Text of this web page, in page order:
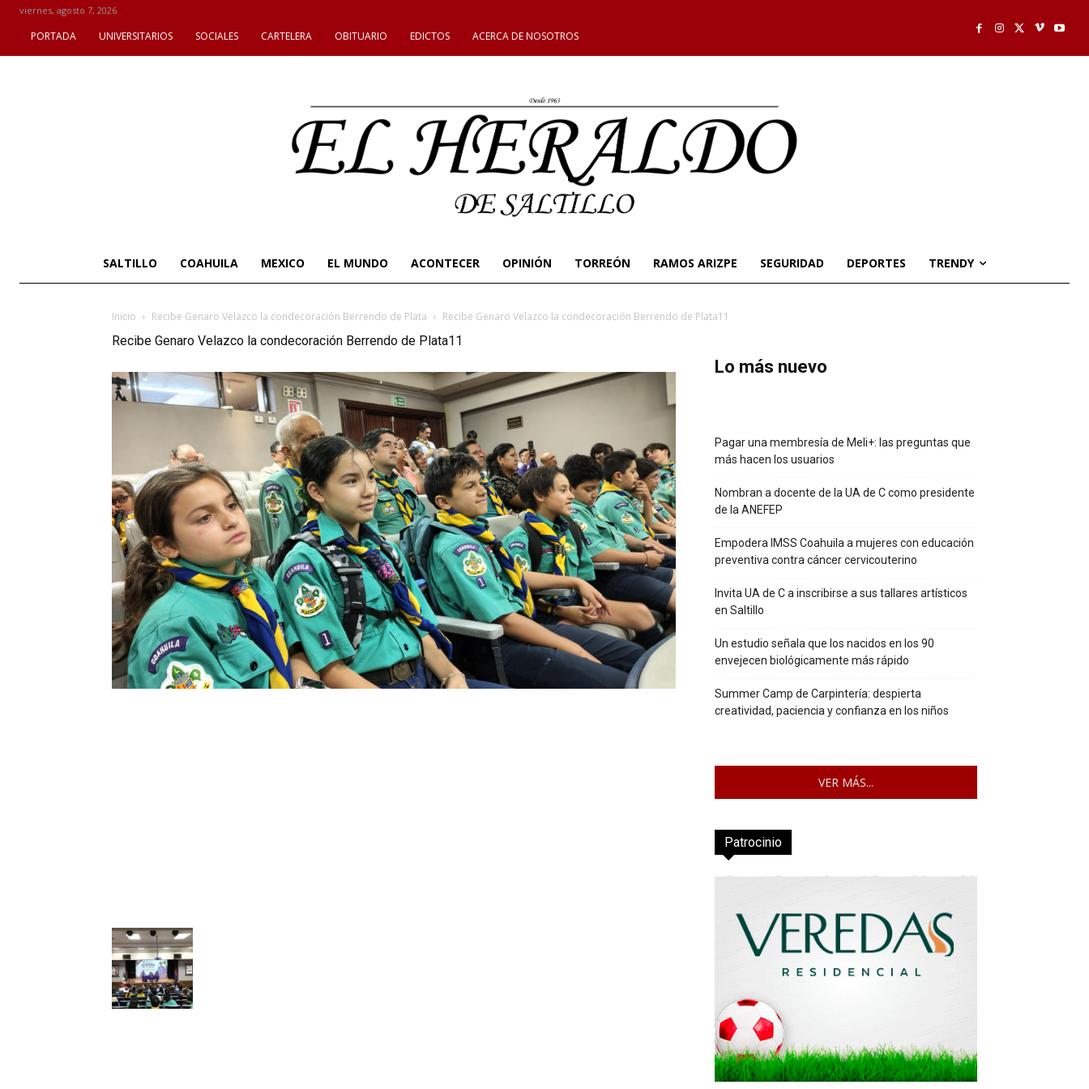
viernes, agosto 7, 2026
PORTADA UNIVERSITARIOS SOCIALES CARTELERA OBITUARIO EDICTOS ACERCA DE NOSOTROS
SALTILLO COAHUILA MEXICO EL MUNDO ACONTECER OPINIÓN TORREÓN RAMOS ARIZPE SEGURIDAD DEPORTES TRENDY
Inicio Recibe Genaro Velazco la condecoración Berrendo de Plata Recibe Genaro Velazco la condecoración Berrendo de Plata11
Recibe Genaro Velazco la condecoración Berrendo de Plata11
Lo más nuevo
Pagar una membresía de Meli+: las preguntas que
más hacen los usuarios
Nombran a docente de la UA de C como presidente
de la ANEFEP
Empodera IMSS Coahuila a mujeres con educación
preventiva contra cáncer cervicouterino
Invita UA de C a inscribirse a sus tallares artísticos
en Saltillo
Un estudio señala que los nacidos en los 90
envejecen biológicamente más rápido
Summer Camp de Carpintería: despierta
creatividad, paciencia y confianza en los niños
VER MÁS...
Patrocinio